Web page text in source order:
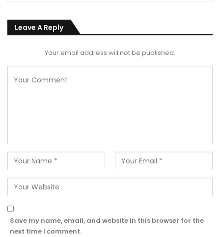
Leave A Reply
Your email address will not be published.
Save my name, email, and website in this browser for the
next time I comment.